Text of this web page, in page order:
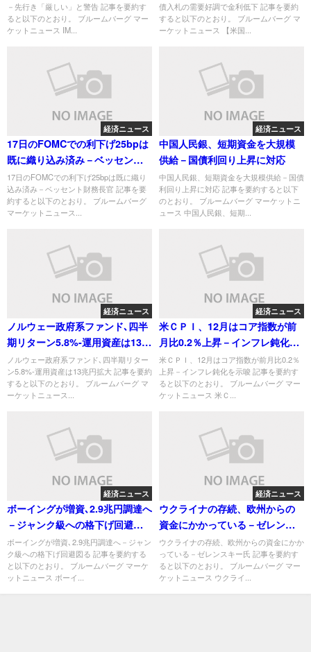
－先行き「厳しい」と警告 記事を要約す
ると以下のとおり。 ブルームバーグ マー
ケットニュース IM...
債入札の需要好調で金利低下 記事を要約
すると以下のとおり。 ブルームバーグ マ
ーケットニュース 【米国...
経済ニュース
17日のFOMCでの利下げ25bpは
既に織り込み済み－ベッセント
財務長官
17日のFOMCでの利下げ25bpは既に織り
込み済み－ベッセント財務長官 記事を要
約すると以下のとおり。 ブルームバーグ
マーケットニュース...
経済ニュース
中国人民銀、短期資金を大規模
供給－国債利回り上昇に対応
中国人民銀、短期資金を大規模供給－国債
利回り上昇に対応 記事を要約すると以下
のとおり。 ブルームバーグ マーケットニ
ュース 中国人民銀、短期...
経済ニュース
ノルウェー政府系ファンド､四半
期リターン5.8%-運用資産は13兆
円拡大
ノルウェー政府系ファンド､四半期リター
ン5.8%-運用資産は13兆円拡大 記事を要約
すると以下のとおり。 ブルームバーグ マ
ーケットニュース...
経済ニュース
米ＣＰＩ、12月はコア指数が前
月比0.2％上昇－インフレ鈍化を
示唆
米ＣＰＩ、12月はコア指数が前月比0.2％
上昇－インフレ鈍化を示唆 記事を要約す
ると以下のとおり。 ブルームバーグ マー
ケットニュース 米Ｃ...
経済ニュース
ボーイングが増資､2.9兆円調達へ
－ジャンク級への格下げ回避図
る
ボーイングが増資､2.9兆円調達へ－ジャン
ク級への格下げ回避図る 記事を要約する
と以下のとおり。 ブルームバーグ マーケ
ットニュース ボーイ...
経済ニュース
ウクライナの存続、欧州からの
資金にかかっている－ゼレンス
キー氏
ウクライナの存続、欧州からの資金にかか
っている－ゼレンスキー氏 記事を要約す
ると以下のとおり。 ブルームバーグ マー
ケットニュース ウクライ...